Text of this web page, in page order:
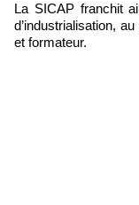
La SICAP franchit
d’industrialisation,
et formateur.